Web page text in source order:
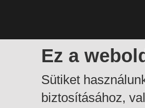
Ez a
Sütiket
biztosításához,